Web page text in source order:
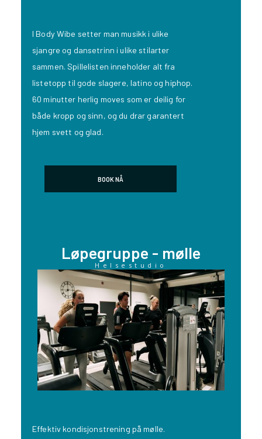
I Body Wibe setter man musikk i ulike
sjangre og dansetrinn i ulike stilarter
sammen. Spillelisten inneholder alt fra
listetopp til gode slagere, latino og hiphop.
60 minutter herlig moves som er deilig for
både kropp og sinn, og du drar garantert
hjem svett og glad.
BOOK NÅ
Løpegruppe - mølle
Helsestudio
Effektiv kondisjonstrening på mølle.